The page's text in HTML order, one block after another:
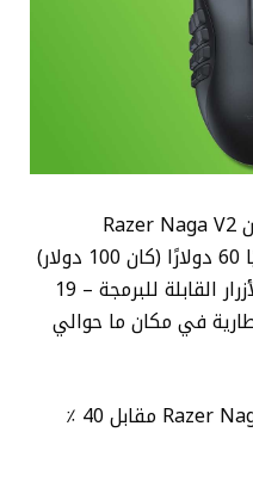
إذا كنت في MMOS ، فقد يكون Razer Naga V2
Hyperspeed ما تبحث عنه. حاليًا 60 دولارًا (كان 100 دولار)
، يأتي Naga مع مجموعة من الأزرار القابلة للبرمجة – 19
في مكان ما حوالي
احصل على Razer Naga V2 Hyperspeed مقابل 40 ٪